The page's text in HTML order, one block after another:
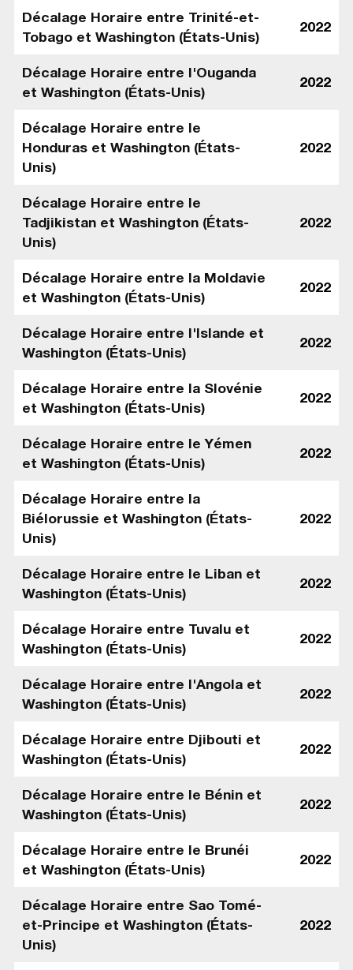
Décalage Horaire entre Trinité-et-
Tobago et Washington (États-Unis)
2022
Décalage Horaire entre l'Ouganda
et Washington (États-Unis)
2022
Décalage Horaire entre le
Honduras et Washington (États-
Unis)
2022
Décalage Horaire entre le
Tadjikistan et Washington (États-
Unis)
2022
Décalage Horaire entre la Moldavie
et Washington (États-Unis)
2022
Décalage Horaire entre l'Islande et
Washington (États-Unis)
2022
Décalage Horaire entre la Slovénie
et Washington (États-Unis)
2022
Décalage Horaire entre le Yémen
et Washington (États-Unis)
2022
Décalage Horaire entre la
Biélorussie et Washington (États-
Unis)
2022
Décalage Horaire entre le Liban et
Washington (États-Unis)
2022
Décalage Horaire entre Tuvalu et
Washington (États-Unis)
2022
Décalage Horaire entre l'Angola et
Washington (États-Unis)
2022
Décalage Horaire entre Djibouti et
Washington (États-Unis)
2022
Décalage Horaire entre le Bénin et
Washington (États-Unis)
2022
Décalage Horaire entre le Brunéi
et Washington (États-Unis)
2022
Décalage Horaire entre Sao Tomé-
et-Principe et Washington (États-
Unis)
2022